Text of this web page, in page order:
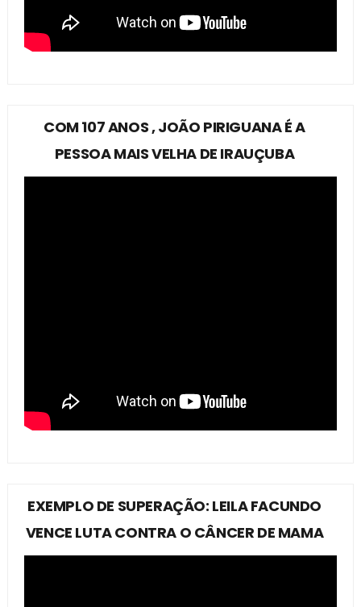
COM 107 ANOS , JOÃO PIRIGUANA É A
PESSOA MAIS VELHA DE IRAUÇUBA
EXEMPLO DE SUPERAÇÃO: LEILA FACUNDO
VENCE LUTA CONTRA O CÂNCER DE MAMA